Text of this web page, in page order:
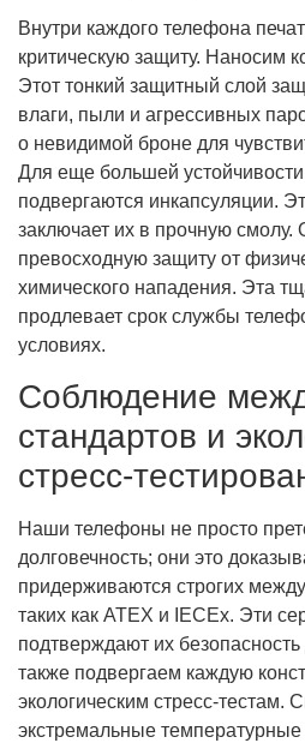
Внутри каждого телефона
критическую защиту. Наносим
Этот тонкий защитный слой
влаги, пыли и агрессивных
о невидимой броне для
Для еще большей
подвергаются инкапсуляции.
заключает их в прочную смолу.
превосходную защиту от
химического нападения. Эта
продлевает срок службы
условиях.
Соблюдение
стандартов и
стресс-
Наши телефоны не просто
долговечность; они это
придерживаются строгих
таких как ATEX и IECEx. Эти
подтверждают их
также подвергаем каждую
экологическим стресс-тестам.
экстремальные